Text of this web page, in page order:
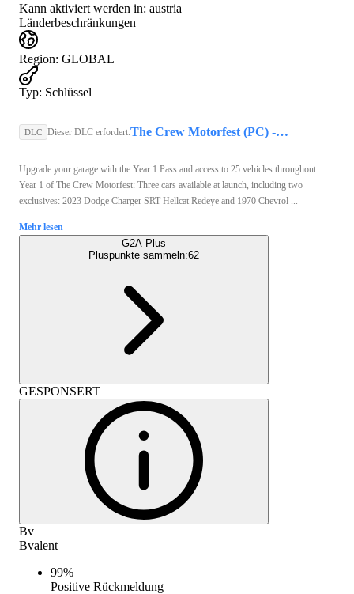
Kann aktiviert werden in: austria
Länderbeschränkungen
Region: GLOBAL
Typ: Schlüssel
DLC Dieser DLC erfordert: The Crew Motorfest (PC) - Ubisoft Connect Key - GLOBAL
Upgrade your garage with the Year 1 Pass and access to 25 vehicles throughout
Year 1 of The Crew Motorfest: Three cars available at launch, including two
exclusives: 2023 Dodge Charger SRT Hellcat Redeye and 1970 Chevrol ...
Mehr lesen
G2A Plus
Pluspunkte sammeln:62
GESPONSERT
Bv
Bvalent
99%
Positive Rückmeldung